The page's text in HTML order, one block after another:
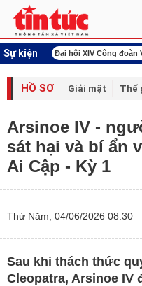
Sự kiện
ngày đêm Đại hội XIV Công đoàn
HỒ SƠ Giải mật Thế
Arsinoe IV -
sát hại và bí ẩn
Ai Cập - Kỳ 1
Thứ Năm, 04/06/2026 08:30
Sau khi thách thức
Cleopatra, Arsinoe IV